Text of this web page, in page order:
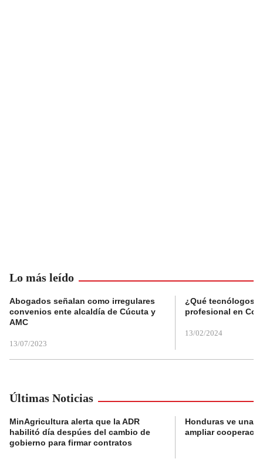
Lo más leído
Abogados señalan como irregulares
convenios ente alcaldía de Cúcuta y
AMC
13/07/2023
¿Qué tecnólogos
profesional en
13/02/2024
Últimas Noticias
MinAgricultura alerta que la ADR
habilitó día despúes del cambio de
gobierno para firmar contratos
Honduras ve una
ampliar